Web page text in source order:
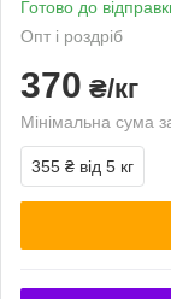
Готово до
Опт і роздріб
370 ₴/кг
Мінімальна сума
355 ₴ від 5 кг